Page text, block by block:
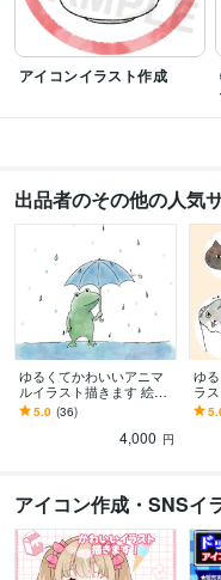
得意分野
イラスト作成・漫画制作 ア
アイコン イラスト SNS
アイコンイラスト作成
出品者のその他の人気
ゆるくてかわいいアニマ
ルイラスト描きます 絵本
風のやわらかなタッチの
オリジナスイラストをあ
5.0 (36)
4,000 円
ゆ
ラ
け
アイコン作成・SNSイ